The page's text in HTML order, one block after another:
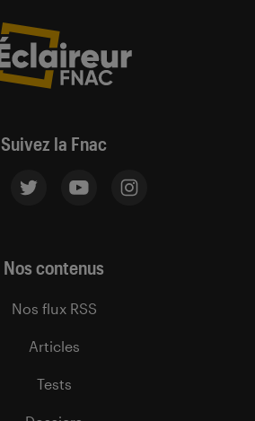
Suivez la Fnac
Nos contenus
Nos flux RSS
Articles
Tests